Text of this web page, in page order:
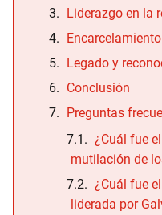
Liderazgo en la
Legado y
Conclusión
Preguntas
¿Cuál fue
mutilación de
¿Cuál fue
liderada por